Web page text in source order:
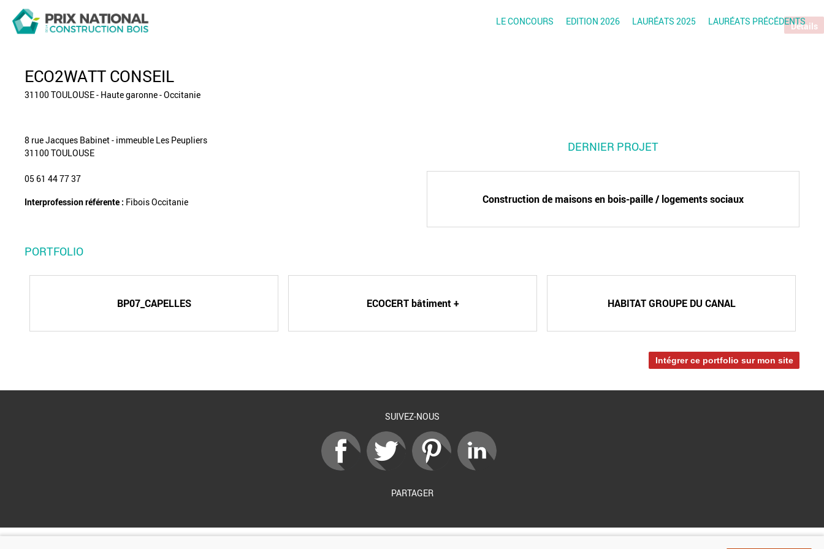
LE CONCOURS EDITION 2026 LAURÉATS 2025 LAURÉATS PRÉCÉDENTS
ECO2WATT CONSEIL
31100 TOULOUSE - Haute garonne - Occitanie
8 rue Jacques Babinet - immeuble Les Peupliers
31100 TOULOUSE
05 61 44 77 37
Interprofession référente : Fibois Occitanie
DERNIER PROJET
Construction de maisons en bois-paille / logements sociaux
Détails
PORTFOLIO
BP07_CAPELLES ECOCERT bâtiment + HABITAT GROUPE DU CANAL
Intégrer ce portfolio sur mon site
SUIVEZ-NOUS
PARTAGER
Organisé par : Financé par : Soutenu par :
En partenariat avec :